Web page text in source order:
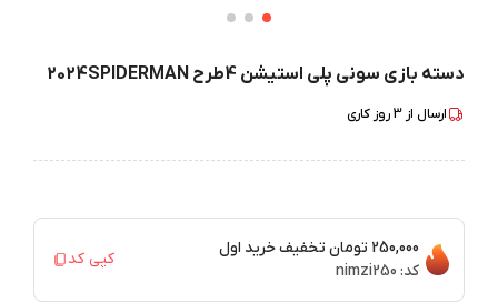
دسته بازی سونی پلی استیشن 4طرح 2024SPIDERMAN
ارسال از 3روز کاری
250,000 تومان
تخفیف خرید اول
کد: nimzi250
کپی کد